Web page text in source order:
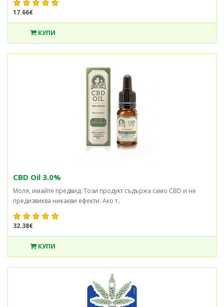
17.66€
КУПИ
CBD Oil 3.0%
Моля, имайте предвид: Този продукт съдържа само CBD и не
предизвиква никакви ефекти. Ако т..
32.38€
КУПИ